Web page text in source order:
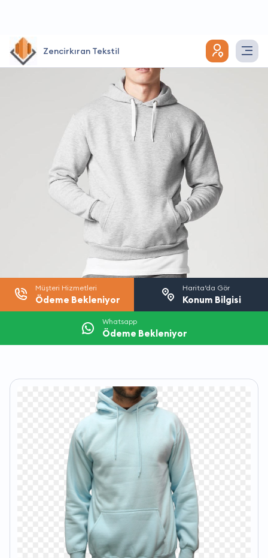
Zencirkıran Tekstil
Müşteri Hizmetleri
Ödeme Bekleniyor
Harita’da Gör
Konum Bilgisi
Whatsapp
Ödeme Bekleniyor